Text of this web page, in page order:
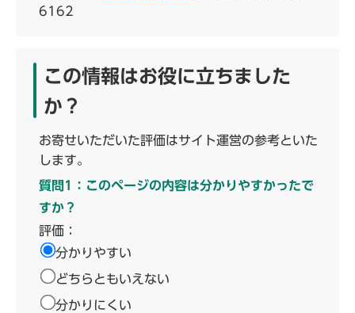
6162
この情報はお役に立ちました
か？
お寄せいただいた評価はサイト運営の参考といた
します。
質問1：このページの内容は分かりやすかったで
すか？
評価：
分かりやすい
どちらともいえない
分かりにくい